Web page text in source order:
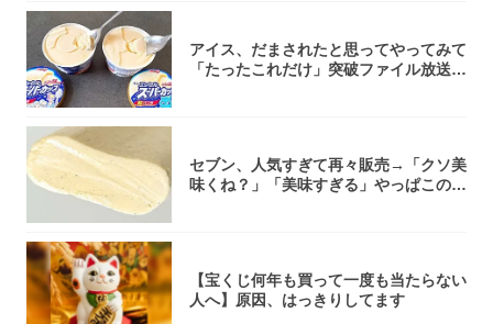
アイス、だまされたと思ってやってみて
「たったこれだけ」突破ファイル放送で
セブン、人気すぎて再々販売→「クソ美
味くね？」「美味すぎる」やっぱこのク
【宝くじ何年も買って一度も当たらない
人へ】原因、はっきりしてます